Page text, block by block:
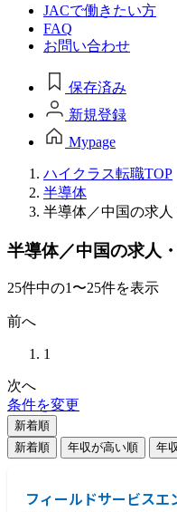
JACで働きたい方
FAQ
お問い合わせ
保存済み
新規登録
Mypage
ハイクラス転職TOP
半導体
半導体／中国の求人
半導体／中国の求人
25件中の1〜25件を表示
前へ
1
次へ
条件を変更
新着順
新着順
年収が高い順 年
フィールドサービスエ